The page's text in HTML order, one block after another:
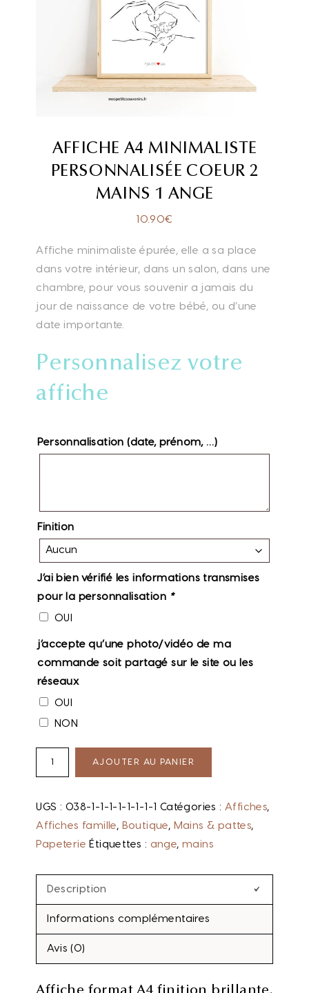
AFFICHE A4 MINIMALISTE
PERSONNALISÉE COEUR 2
MAINS 1 ANGE
10.90€
Affiche minimaliste épurée, elle a sa place
dans votre intérieur, dans un salon, dans une
chambre, pour vous souvenir a jamais du
jour de naissance de votre bébé, ou d’une
date importante.
Personnalisez votre
affiche
Personnalisation (date, prénom, …)
Finition
J’ai bien vérifié les informations transmises
pour la personnalisation *
OUI
j’accepte qu’une photo/vidéo de ma
commande soit partagé sur le site ou les
réseaux
OUI
NON
AJOUTER AU PANIER
UGS : 038-1-1-1-1-1-1-1-1 Catégories : Affiches,
Affiches famille, Boutique, Mains & pattes,
Papeterie Étiquettes : ange,mains
Description
Informations complémentaires
Avis (0)
Affiche format A4 finition brillante.